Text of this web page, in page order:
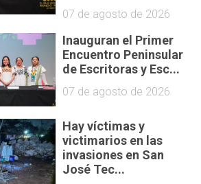
07 de agosto de 2026
Inauguran el Primer
Encuentro Peninsular
de Escritoras y Esc...
07 de agosto de 2026
Hay víctimas y
victimarios en las
invasiones en San
José Tec...